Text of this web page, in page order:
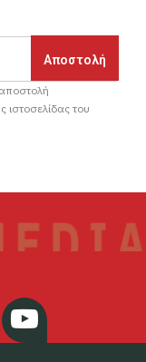
του